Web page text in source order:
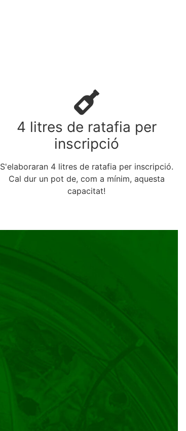
4 litres de ratafia per
inscripció
S'elaboraran 4 litres de ratafia per inscripció.
Cal dur un pot de, com a mínim, aquesta
capacitat!